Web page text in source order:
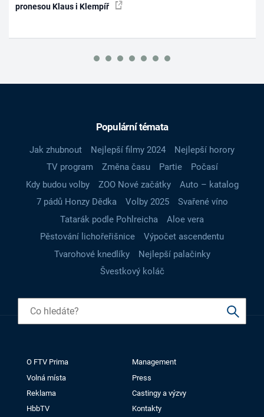
pronesou Klaus i Klempíř
Populární témata
Jak zhubnout Nejlepší filmy 2024
Nejlepší horory
TV program
Změna času Partie
Počasí
Kdy budou volby
ZOO Nové začátky
Auto – katalog
7 pádů Honzy Dědka
Volby 2025
Svařené víno
Tatarák podle Pohlreicha
Aloe vera
Pěstování lichořeřišnice
Výpočet ascendentu
Tvarohové knedlíky
Nejlepší palačinky
Švestkový koláč
O FTV Prima
Management
Volná místa
Press
Reklama
Castingy a výzvy
HbbTV
Kontakty